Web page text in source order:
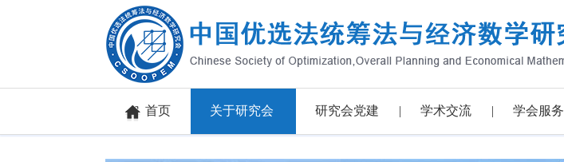
首页 关于研究会 研究会党建 学术交流 学会服务